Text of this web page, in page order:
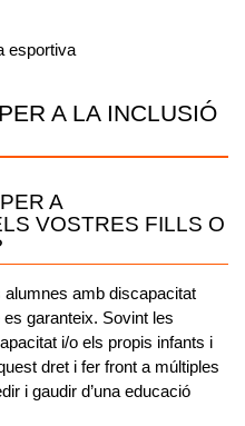
esportiva
A LA INCLUSIÓ
A
VOSTRES FILLS O
alumnes amb discapacitat
garanteix. Sovint les
i/o els propis infants i
dret i fer front a múltiples
i gaudir d’una educació